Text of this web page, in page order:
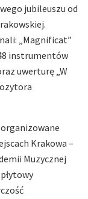
jubileuszu od
„Magnificat”
instrumentów
uwerturę „W
Krakowa –
Muzycznej